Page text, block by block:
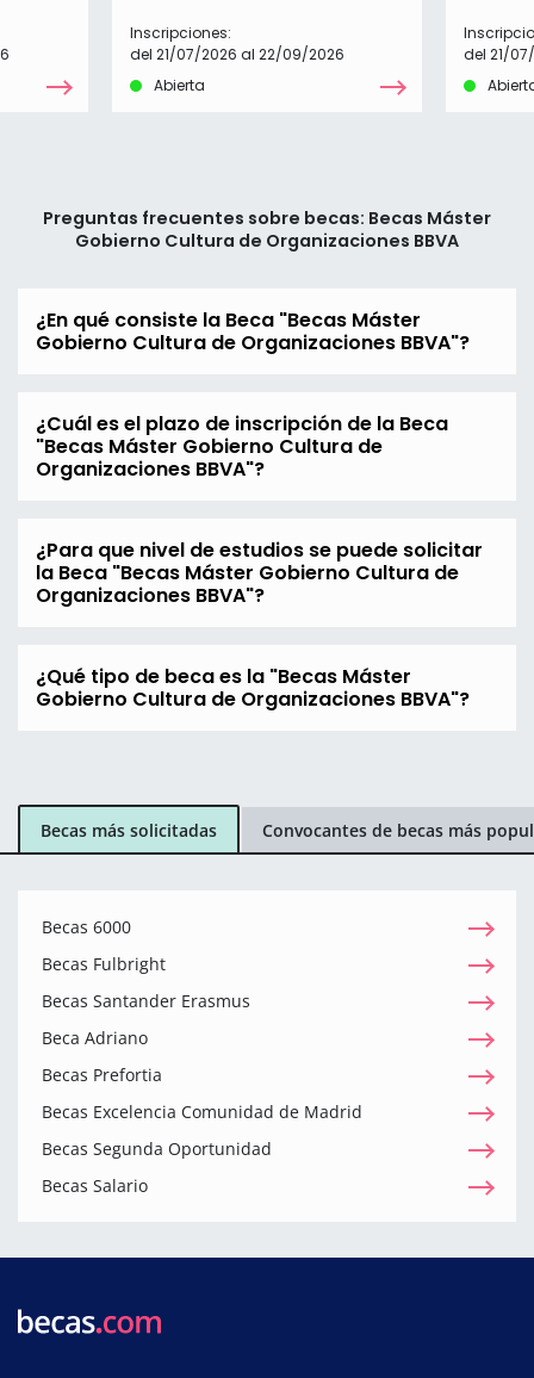
Inscripciones:
del 21/07/2026 al 22/09/2026
Abierta
del 21/
Preguntas frecuentes sobre becas: Becas Máster
Gobierno Cultura de Organizaciones BBVA
¿En qué consiste la Beca "Becas Máster
Gobierno Cultura de Organizaciones BBVA"?
¿Cuál es el plazo de inscripción de la Beca
"Becas Máster Gobierno Cultura de
Organizaciones BBVA"?
¿Para que nivel de estudios se puede solicitar
la Beca "Becas Máster Gobierno Cultura de
Organizaciones BBVA"?
¿Qué tipo de beca es la "Becas Máster
Gobierno Cultura de Organizaciones BBVA"?
Becas más solicitadas Convocantes de becas más
Becas 6000
Becas Fulbright
Becas Santander Erasmus
Beca Adriano
Becas Prefortia
Becas Excelencia Comunidad de Madrid
Becas Segunda Oportunidad
Becas Salario